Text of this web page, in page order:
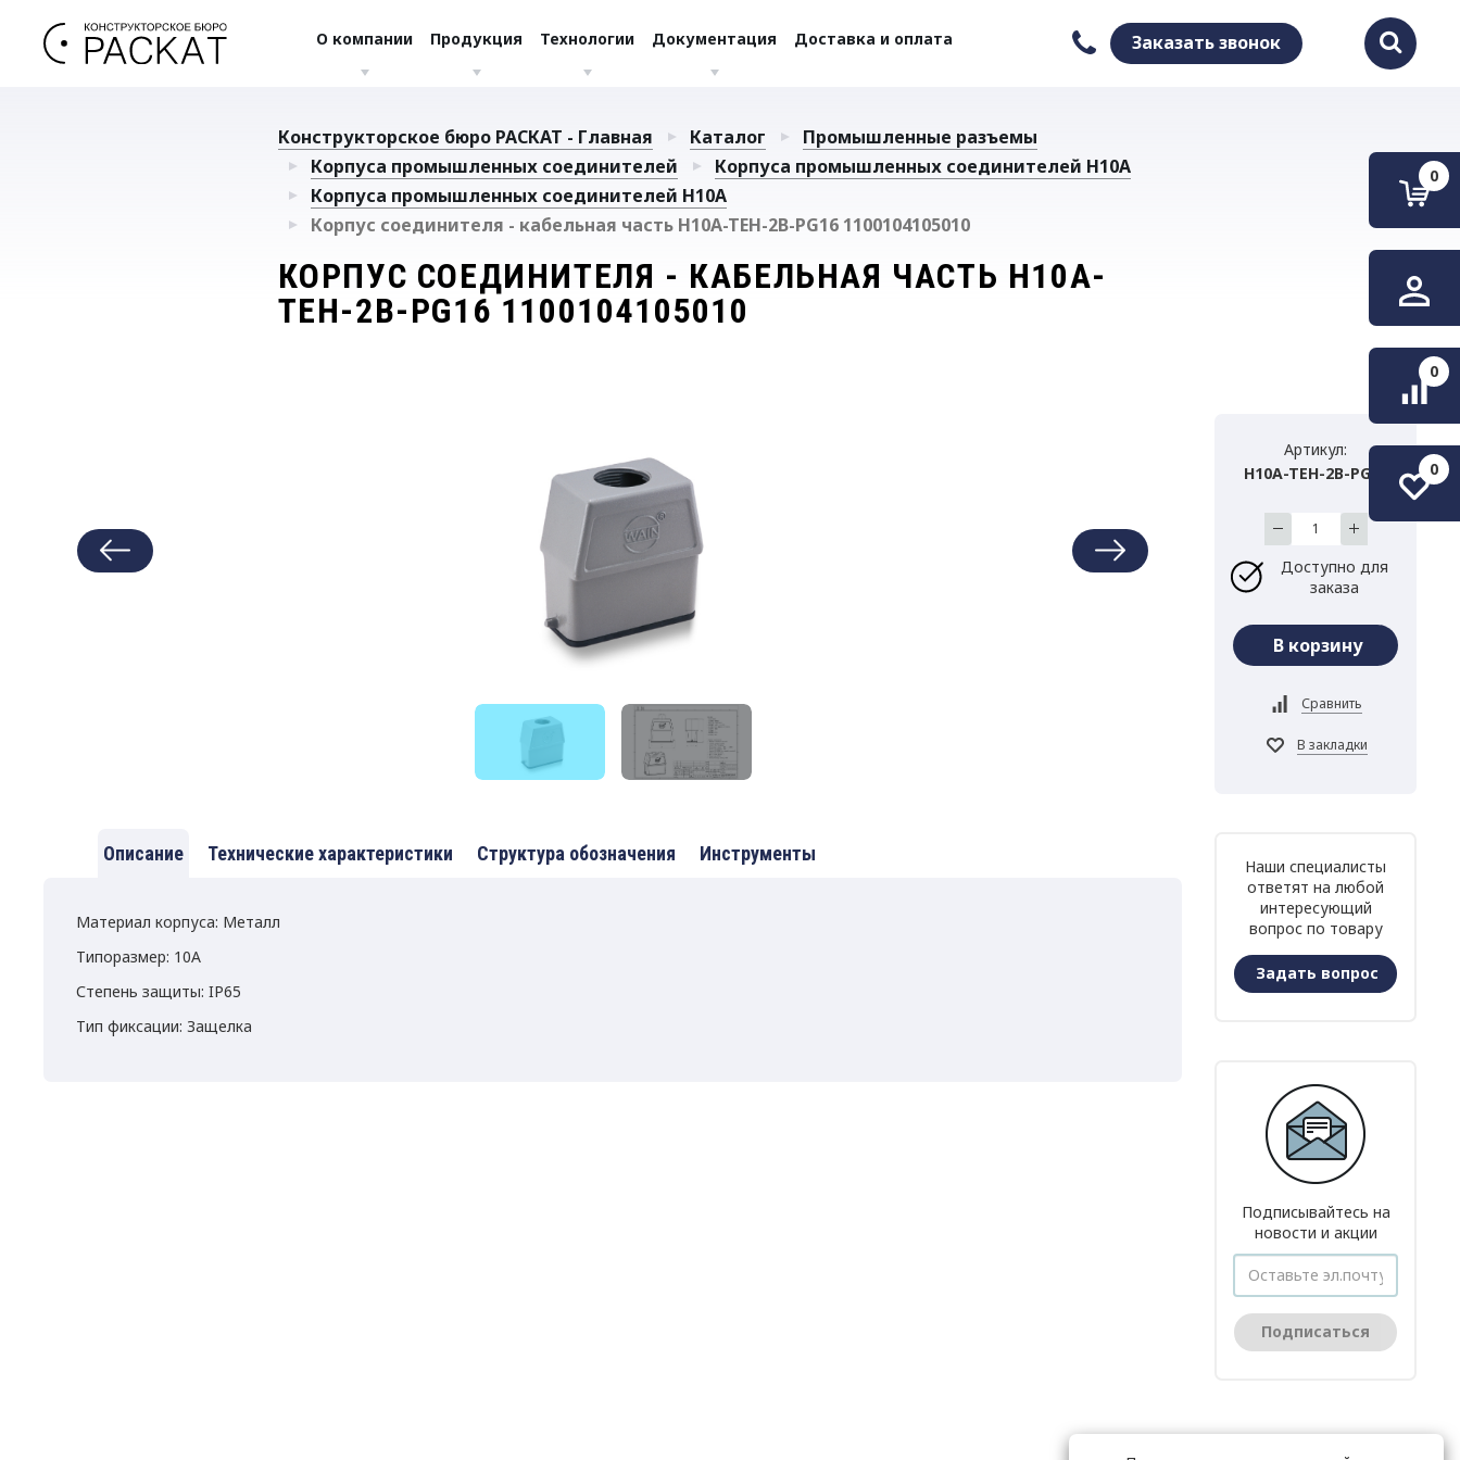
О компании Продукция Технологии Документация Доставка и оплата Заказать звонок
0
0
0
Конструкторское бюро РАСКАТ - Главная Каталог
Промышленные разъемы
Корпуса промышленных соединителей
Корпуса промышленных соединителей H10A
Корпуса промышленных соединителей H10A
Корпус соединителя - кабельная часть H10A-TEH-2B-PG16 1100104105010
КОРПУС СОЕДИНИТЕЛЯ - КАБЕЛЬНАЯ ЧАСТЬ H10A-
TEH-2B-PG16 1100104105010
Описание Технические характеристики Структура обозначения Инструменты
Материал корпуса: Металл
Типоразмер: 10A
Степень защиты: IP65
Тип фиксации: Защелка
Артикул:
H10A-TEH-2B-PG16
Доступно для
заказа
Наши специалисты
ответят на любой
интересующий
вопрос по товару
Задать вопрос
Подписывайтесь на
новости и акции
Подписаться